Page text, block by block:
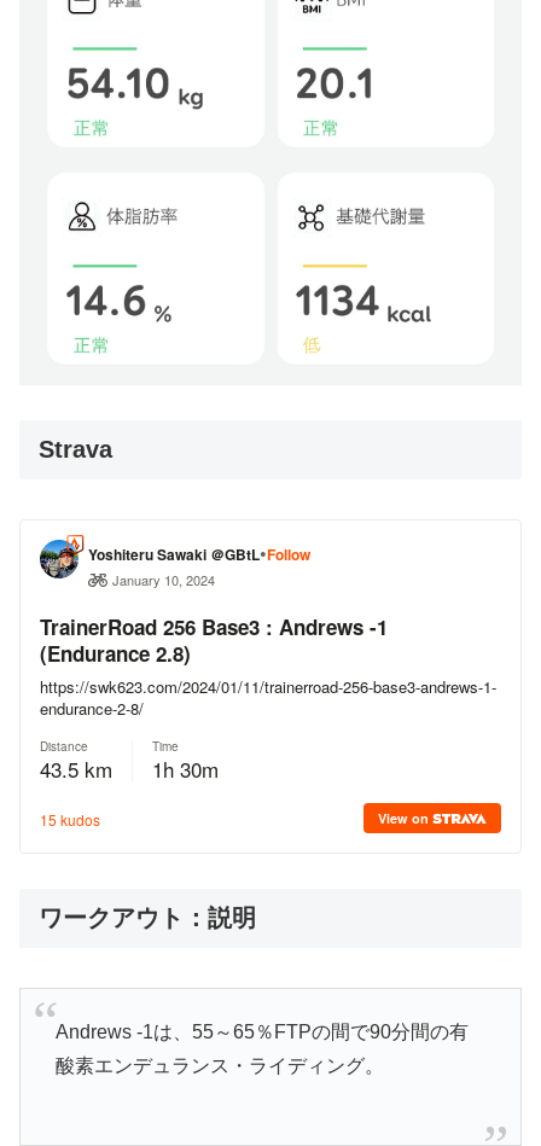
Strava
ワークアウト：説明
Andrews -1は、55～65％FTPの間で90分間の有
酸素エンデュランス・ライディング。